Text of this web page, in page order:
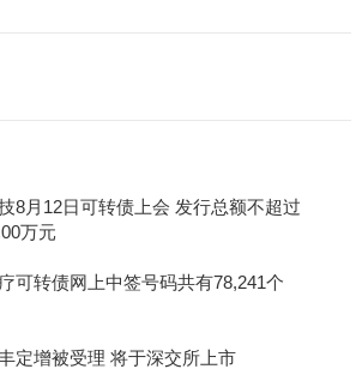
8月12日可转债上会 发行总额不超过
万元
可转债网上中签号码共有78,241个
定增被受理 将于深交所上市